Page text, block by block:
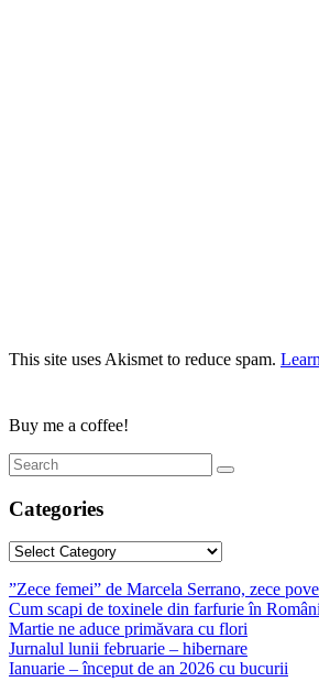
This site uses Akismet to reduce spam.
Buy me a coffee!
Categories
Categories
”Zece femei” de Marcela Serrano, zece
Cum scapi de toxinele din farfurie în
Martie ne aduce primăvara cu flori
Jurnalul lunii februarie – hibernare
Ianuarie – început de an 2026 cu bucurii